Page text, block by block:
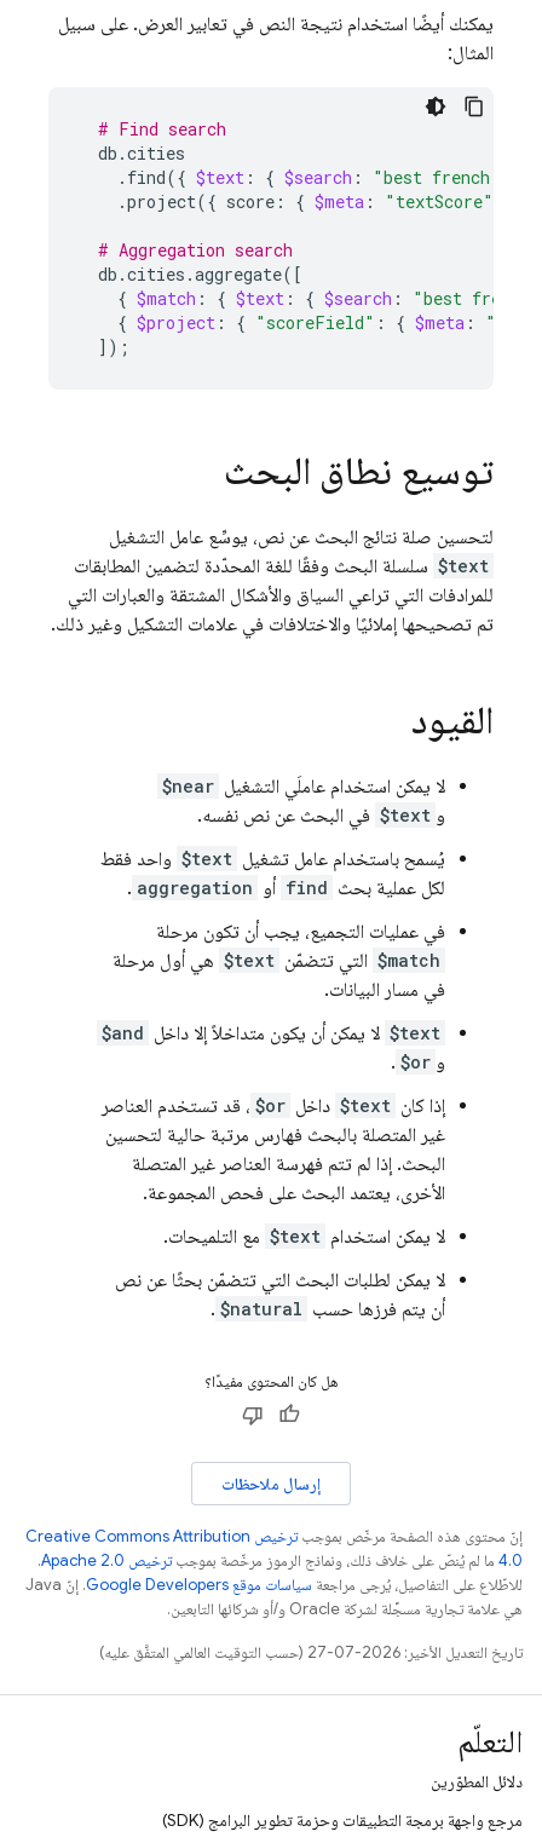
يمكنك أيضًا استخدام نتيجة النص في تعابير العرض. على سبيل
المثال:
# Find search
.find({ $text : { $search :
"best french
.project({ score: { $meta : "textScore"
# Aggregation search
db.cities.aggregate([
{ $match : { $text : { $search :
"best french
{ $project : { "scoreField" : { $meta :
]) ;
توسيع نطاق البحث
لتحسين صلة نتائج البحث عن نص، يوسِّع عامل التشغيل
$text سلسلة البحث وفقًا للغة المحدّدة لتضمين المطابقات
للمرادفات التي تراعي السياق والأشكال المشتقة والعبارات التي
تم تصحيحها إملائيًا والاختلافات في علامات التشكيل وغير ذلك.
القيود
لا يمكن استخدام عاملَي التشغيل $near
و $text في البحث عن نص نفسه.
يُسمح باستخدام عامل تشغيل $text واحد فقط
لكل عملية بحث find أو aggregation
.
في عمليات التجميع، يجب أن تكون مرحلة
$match التي تتضمّن $text هي أول مرحلة
في مسار البيانات.
$text لا يمكن أن يكون متداخلاً إلا داخل $and
و $or
.
إذا كان $text داخل $or ، قد تستخدم العناصر
غير المتصلة بالبحث فهارس مرتبة حالية لتحسين
البحث. إذا لم تتم فهرسة العناصر غير المتصلة
الأخرى، يعتمد البحث على فحص المجموعة.
لا يمكن استخدام $text مع التلميحات.
لا يمكن لطلبات البحث التي تتضمّن بحثًا عن نص
أن يتم فرزها حسب $natural
.
هل كان المحتوى مفيدًا؟
إرسال ملاحظات
إنّ محتوى هذه الصفحة مرخّص بموجب
ترخيص Creative Commons Attribution
4.0‏ ما لم يُنصّ على خلاف ذلك، ونماذج الرموز مرخّصة بموجبترخيص Apache 2.0‏
.
للاطّلاع على التفاصيل، يُرجى مراجعة سياسات موقع Google Developers‏
. إنّ Java
هي علامة تجارية مسجَّلة لشركة Oracle و/أو شركائها التابعين.
تاريخ التعديل الأخير: 2026-07-27 (حسب التوقيت العالمي المتفَّق عليه)
التعلّم
دلائل المطوّرين
مرجع واجهة برمجة التطبيقات وحزمة تطوير البرامج (SDK)